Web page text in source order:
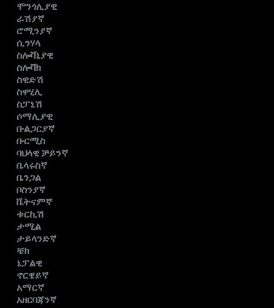
ሞንጎሊያዊ
ራሽያኛ
ሮሚንያኛ
ሲንሃላ
ስሎቫኒያዊ
ስሎቫክ
ስዊድሽ
ስዋሂሊ
ስፓኒሽ
ሶማሊያዊ
ቡልጋርያኛ
ቡርሚስ
ባህላዊ ቻይንኛ
ቤላሩስኛ
ቤንጋል
ቦስንያኛ
ቬትናምኛ
ቱርኪሽ
ታሚል
ታይላንድኛ
ቼክ
ኔፓልዊ
ኖርዌይኛ
አማርኛ
አዘርባጃንኛ